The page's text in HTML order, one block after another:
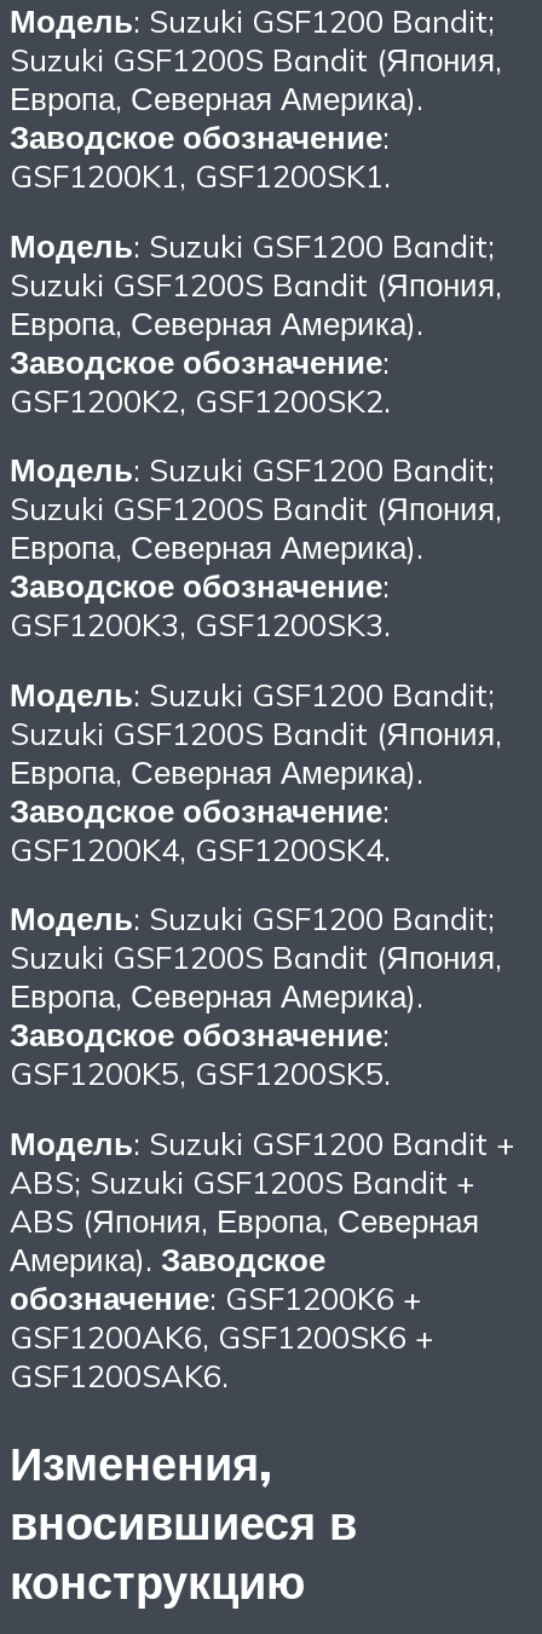
Модель: Suzuki GSF1200 Bandit;
Suzuki GSF1200S Bandit (Япония,
Европа, Северная Америка).
Заводское обозначение:
GSF1200K1, GSF1200SK1.
Модель: Suzuki GSF1200 Bandit;
Suzuki GSF1200S Bandit (Япония,
Европа, Северная Америка).
Заводское обозначение:
GSF1200K2, GSF1200SK2.
Модель: Suzuki GSF1200 Bandit;
Suzuki GSF1200S Bandit (Япония,
Европа, Северная Америка).
Заводское обозначение:
GSF1200K3, GSF1200SK3.
Модель: Suzuki GSF1200 Bandit;
Suzuki GSF1200S Bandit (Япония,
Европа, Северная Америка).
Заводское обозначение:
GSF1200K4, GSF1200SK4.
Модель: Suzuki GSF1200 Bandit;
Suzuki GSF1200S Bandit (Япония,
Европа, Северная Америка).
Заводское обозначение:
GSF1200K5, GSF1200SK5.
Модель: Suzuki GSF1200 Bandit +
ABS; Suzuki GSF1200S Bandit +
ABS (Япония, Европа, Северная
Америка). Заводское
обозначение: GSF1200K6 +
GSF1200AK6, GSF1200SK6 +
GSF1200SAK6.
Изменения,
вносившиеся в
конструкцию